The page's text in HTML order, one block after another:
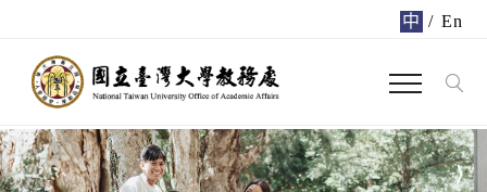
中 / En